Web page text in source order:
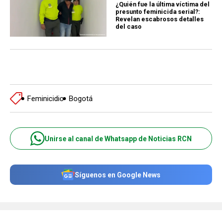
¿Quién fue la última víctima del
presunto feminicida serial?:
Revelan escabrosos detalles
del caso
Feminicidio Bogotá
Unirse al canal de Whatsapp de Noticias RCN
Síguenos en Google News